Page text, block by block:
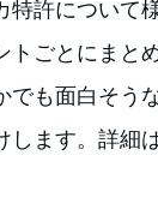
特許について
トごとにまと
でも面白そう
ます。詳細は